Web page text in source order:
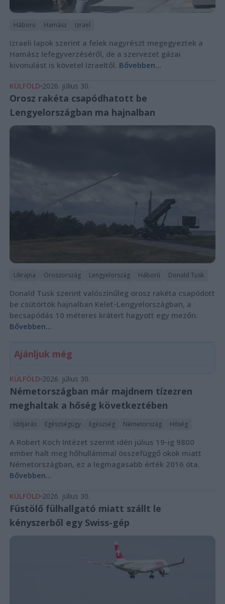
Háború Hamász Izrael
Izraeli lapok szerint a felek nagyrészt megegyeztek a
Hamász lefegyverzéséről, de a szervezet gázai
kivonulást is követel Izraeltől. Bővebben...
KÜLFÖLD 2026. július 30.
Orosz rakéta csapódhatott be
Lengyelországban ma hajnalban
Ukrajna Oroszország Lengyelország Háború Donald Tusk
Donald Tusk szerint valószínűleg orosz rakéta csapódott
be csütörtök hajnalban Kelet-Lengyelországban, a
becsapódás 10 méteres krátert hagyott egy mezőn.
Bővebben...
Ajánljuk még
KÜLFÖLD 2026. július 30.
Németországban már majdnem tízezren
meghaltak a hőség következtében
Időjárás Egészségügy Egészség Németország Hőség
A Robert Koch Intézet szerint idén július 19-ig 9800
ember halt meg hőhullámmal összefüggő okok miatt
Németországban, ez a legmagasabb érték 2016 óta.
Bővebben...
KÜLFÖLD 2026. július 30.
Füstölő fülhallgató miatt szállt le
kényszerből egy Swiss-gép